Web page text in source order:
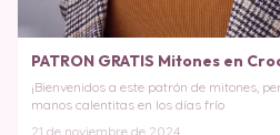
PATRON GRATIS Mitones en
¡Bienvenidos a este patrón de mitones,
manos calentitas en los días frío
21 de noviembre de 2024